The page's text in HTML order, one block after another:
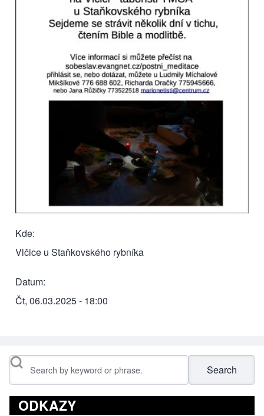
Kde
Vlčice u Staňkovského rybníka
Datum
Čt, 06.03.2025 - 18:00
Search
ODKAZY